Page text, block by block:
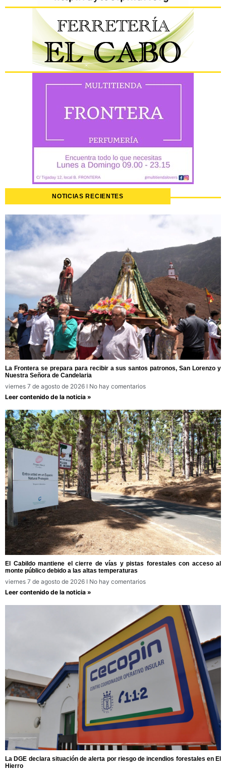
NOTICIAS RECIENTES
La Frontera se prepara para recibir a sus santos patronos, San Lorenzo y
Nuestra Señora de Candelaria
viernes 7 de agosto de 2026
No hay comentarios
Leer contenido de la noticia »
El Cabildo mantiene el cierre de vías y pistas forestales con acceso al
monte público debido a las altas temperaturas
viernes 7 de agosto de 2026
No hay comentarios
Leer contenido de la noticia »
La DGE declara situación de alerta por riesgo de incendios forestales en El
Hierro